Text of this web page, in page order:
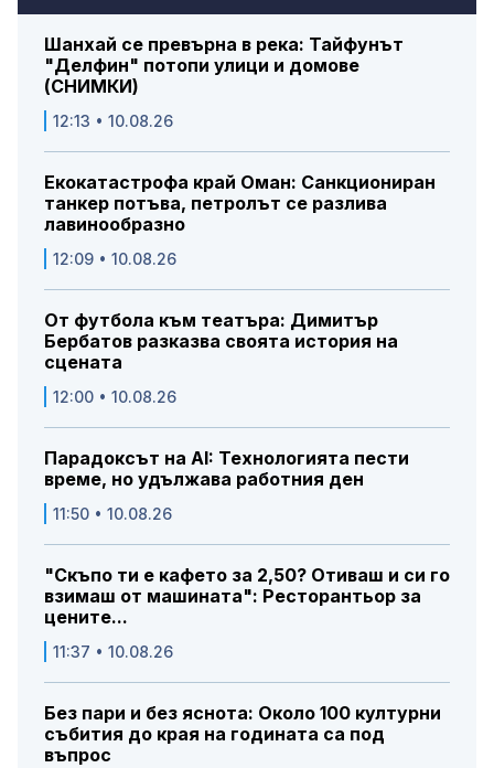
Шанхай се превърна в река: Тайфунът
"Делфин" потопи улици и домове
(СНИМКИ)
12:13 • 10.08.26
Екокатастрофа край Оман: Санкциониран
танкер потъва, петролът се разлива
лавинообразно
12:09 • 10.08.26
От футбола към театъра: Димитър
Бербатов разказва своята история на
сцената
12:00 • 10.08.26
Парадоксът на AI: Технологията пести
време, но удължава работния ден
11:50 • 10.08.26
"Скъпо ти е кафето за 2,50? Отиваш и си го
взимаш от машината": Ресторантьор за
цените...
11:37 • 10.08.26
Без пари и без яснота: Около 100 културни
събития до края на годината са под
въпрос